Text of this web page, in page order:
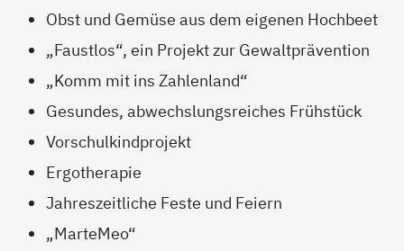
Obst und Gemüse aus dem eigenen Hochbeet
„Faustlos“, ein Projekt zur Gewaltprävention
„Komm mit ins Zahlenland“
Gesundes, abwechslungsreiches Frühstück
Vorschulkindprojekt
Ergotherapie
Jahreszeitliche Feste und Feiern
„MarteMeo“